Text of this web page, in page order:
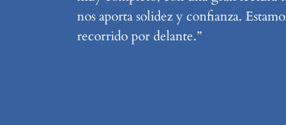
nos aporta solidez y confianza.
recorrido por delante.”